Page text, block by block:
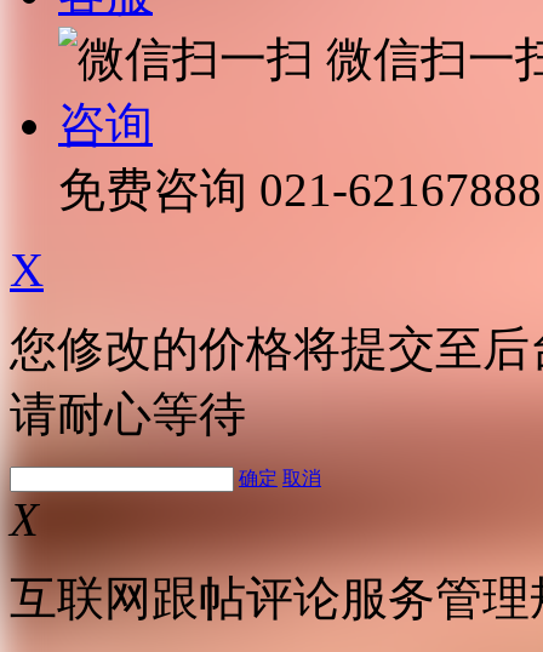
微信扫一
咨询
免费咨询 021-62167888
X
您修改的价格将提交至
请耐心等待
确定 取消
X
互联网跟帖评论服务管理